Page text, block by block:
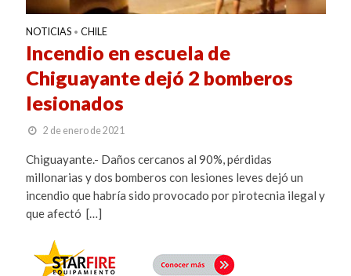
NOTICIAS • CHILE
Incendio en escuela de
Chiguayante dejó 2 bomberos
lesionados
2 de enero de 2021
Chiguayante.- Daños cercanos al 90%, pérdidas
millonarias y dos bomberos con lesiones leves dejó un
incendio que habría sido provocado por pirotecnia ilegal y
que afectó […]